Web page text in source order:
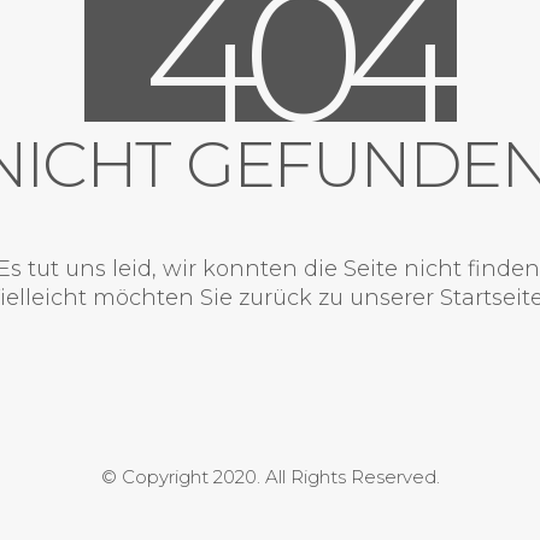
404
tut uns leid, wir konnten die Seite nicht
möchten Sie zurück zu unserer
© Copyright 2020. All Rights Reserved.